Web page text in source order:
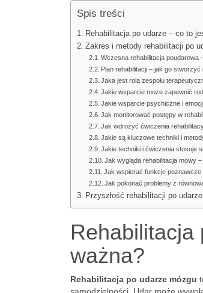
Spis treści
Rehabilitacja po udarze – co to
Zakres i metody rehabilitacji po
Wczesna rehabilitacja poudarowa
Plan rehabilitacji – jak go stworzyć
Jaka jest rola zespołu
Jakie wsparcie może zapewnić
Jakie wsparcie psychiczne i
Jak monitorować postępy w
Jak wdrożyć ćwiczenia
Jakie są kluczowe techniki i
Jakie techniki i ćwiczenia stosuje
Jak wygląda rehabilitacja mowy
Jak wspierać funkcje poznawcze
Jak pokonać problemy z
Przyszłość rehabilitacji po
Rehabilitacja
ważna?
Rehabilitacja po udarze mózgu